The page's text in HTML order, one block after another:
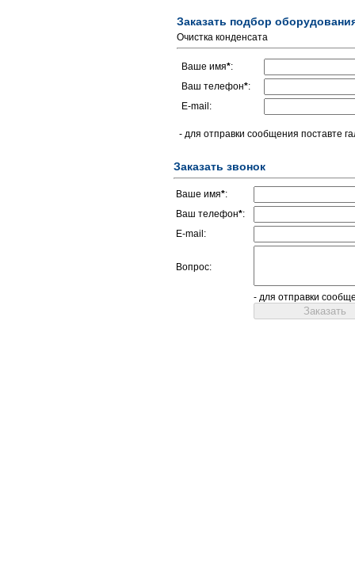
Заказать подбор
Очистка конденсата
Ваше имя*:
Ваш телефон*:
E-mail:
- для отправки сообщения поставте
Заказать звонок
Ваше имя*:
Ваш телефон*:
E-mail:
Вопрос:
- для отправки